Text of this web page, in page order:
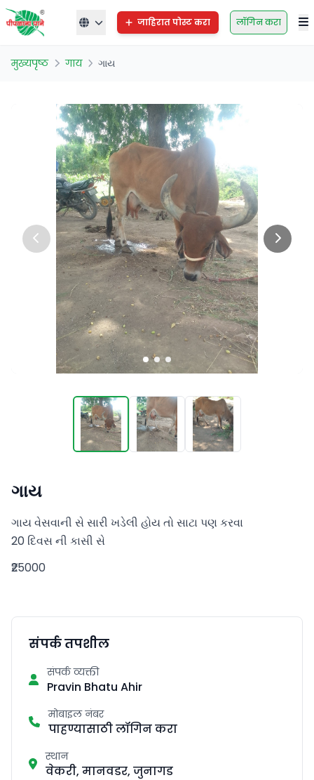
जाहिरात पोस्ट करा लॉगिन करा
मुख्यपृष्ठ गाय ગાય
ગાય
ગાય વેસવાની સે સારી ખડેલી હોય તો સાટા પણ કરવા
20 દિવસ ની કાસી સે
₹25000
संपर्क तपशील
संपर्क व्यक्ती
Pravin Bhatu Ahir
मोबाइल नंबर
पाहण्यासाठी लॉगिन करा
स्थान
वेकरी, मानवडर, जुनागड